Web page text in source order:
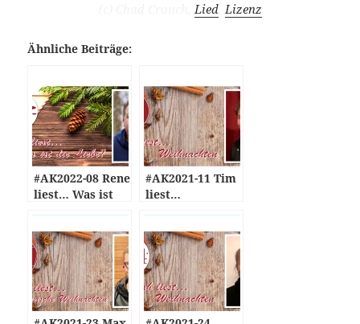
(c) Chad Crouch,Lied,Lizenz
Ähnliche Beiträge:
#AK2022-08 Rene
liest… Was ist
#AK2021-11 Tim
liest…